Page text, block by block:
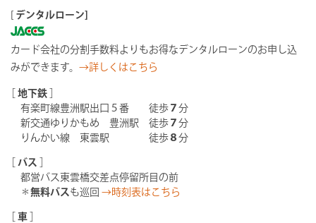
[ デンタルローン]
カード会社の分割手数料よりもお得なデンタルローンのお申し込
みができます。 →詳しくはこちら
地下鉄
有楽町線豊洲駅出口５番 徒歩 ７ 分
新交通ゆりかもめ 豊洲駅 徒歩 ７ 分
りんかい線 東雲駅 徒歩 ８ 分
バス
都営バス東雲橋交差点停留所目の前
＊ 無料バス も巡回 →時刻表はこちら
車